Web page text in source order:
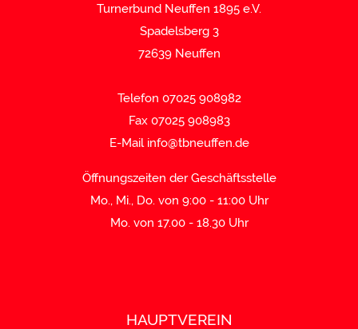
Turnerbund Neuffen 1895 e.V.
Spadelsberg 3
72639 Neuffen
Telefon 07025 908982
Fax 07025 908983
E-Mail info@tbneuffen.de
Öffnungszeiten der Geschäftsstelle
Mo., Mi., Do. von 9:00 - 11:00 Uhr
Mo. von 17.00 - 18.30 Uhr
HAUPTVEREIN